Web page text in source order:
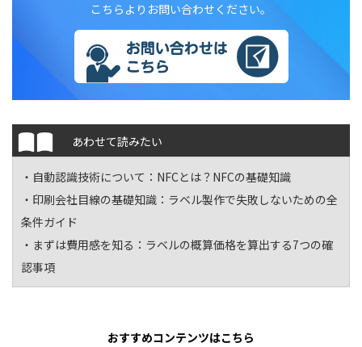
こちらよりお問い合わせください。
あわせて読みたい
・自動認識技術について： NFCとは？NFCの基礎知識
・印刷会社目線の基礎知識： ラベル製作で失敗しないための全
条件ガイド
・まずは費用感を知る： ラベルの概算価格を算出する7つの確
認事項
おすすめコンテンツはこちら